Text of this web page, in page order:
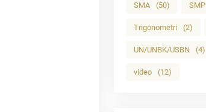
SMA (50) SMP
Trigonometri (2)
UN/UNBK/USBN (4)
video (12)